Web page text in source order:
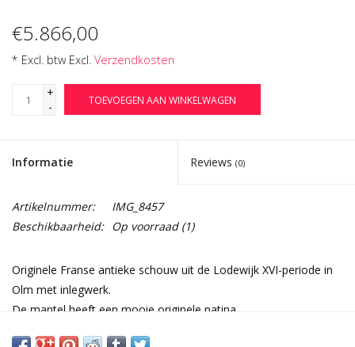
€5.866,00
* Excl. btw Excl. Verzendkosten
+
-
TOEVOEGEN AAN WINKELWAGEN
Informatie Reviews (0)
Artikelnummer:
IMG_8457
Beschikbaarheid: Op voorraad(1)
Originele Franse antieke schouw uit de Lodewijk XVI-periode in
Olm met inlegwerk.
De mantel heeft een mooie originele patina.